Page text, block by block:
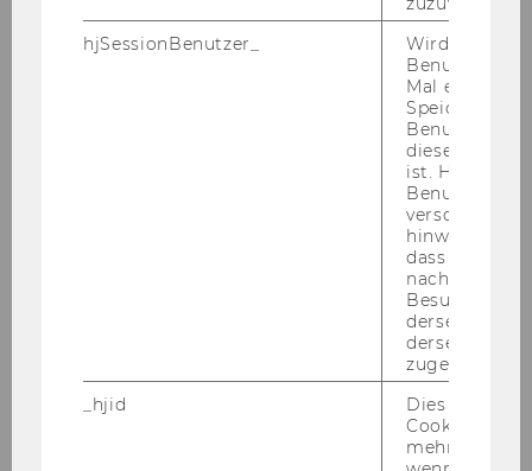
hjSessionBenutzer_
Wird gesetzt,
Benutzer
Mal eine
Speichert die
Benutzer-ID,
diese Seite
ist. Hotjar
Benutzer
verschiedene
hinweg.Stellt
dass Daten
Besuchen auf
derselben
derselben
zugeordnet
_hjid
Dies ist ein
Cookie, das
mehr setzen,